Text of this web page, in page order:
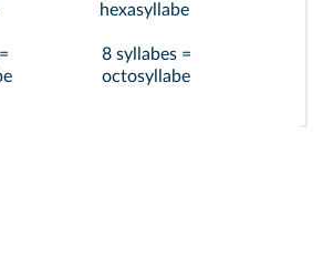
hexasyllabe
8 syllabes =
octosyllabe